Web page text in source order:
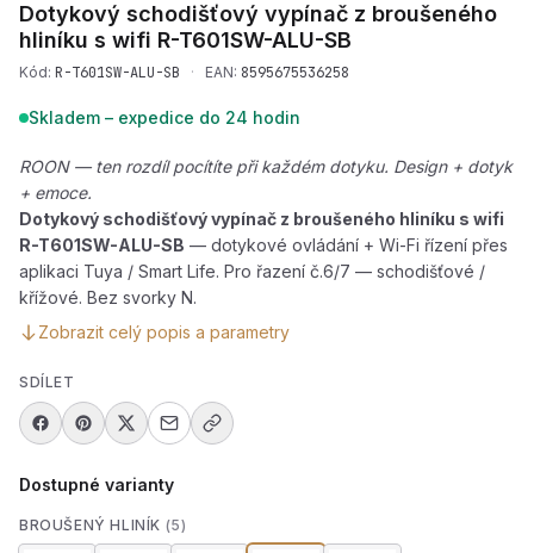
Dotykový schodišťový vypínač z broušeného
hliníku s wifi R-T601SW-ALU-SB
Kód: R-T601SW-ALU-SB · EAN: 8595675536258
Skladem – expedice do 24 hodin
ROON — ten rozdíl pocítíte při každém dotyku. Design + dotyk
+ emoce.
Dotykový schodišťový vypínač z broušeného hliníku s wifi
R-T601SW-ALU-SB — dotykové ovládání + Wi-Fi řízení přes
aplikaci Tuya / Smart Life. Pro řazení č.6/7 — schodišťové /
křížové. Bez svorky N.
Zobrazit celý popis a parametry
SDÍLET
Dostupné varianty
BROUŠENÝ HLINÍK (5)